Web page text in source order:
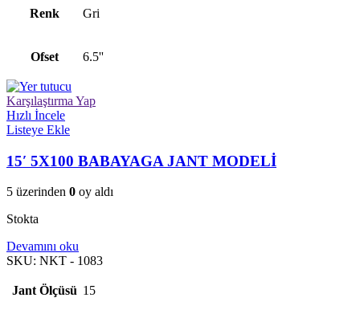
Renk Gri
Ofset 6.5''
Karşılaştırma Yap
Hızlı İncele
Listeye Ekle
15′ 5X100 BABAYAGA JANT MODELİ
5 üzerinden 0 oy aldı
Stokta
Devamını oku
SKU: NKT - 1083
Jant Ölçüsü 15